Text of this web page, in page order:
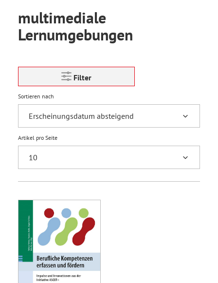
multimediale
Lernumgebungen
Filter
Sortieren nach
Artikel pro Seite